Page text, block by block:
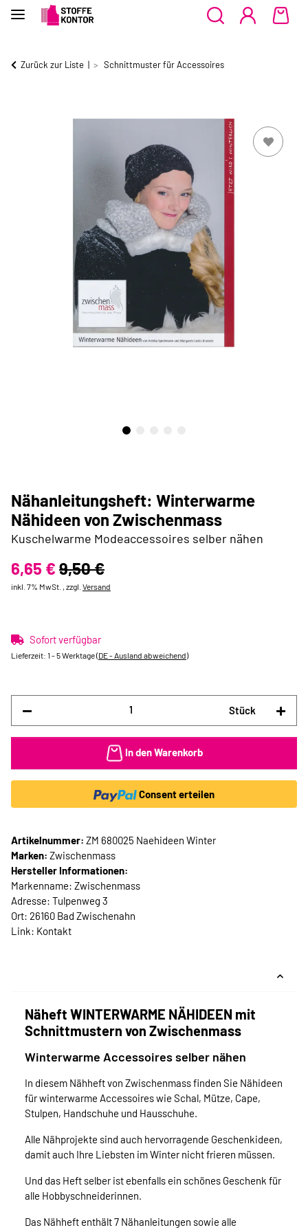
Zurück zur Liste Schnittmuster für Accessoires
Nähanleitungsheft: Winterwarme
Nähideen von Zwischenmass
Kuschelwarme Modeaccessoires selber nähen
6,65 € 9,50 €
inkl. 7% MwSt. , zzgl. Versand
Sofort verfügbar
Lieferzeit: 1 - 5 Werktage(DE - Ausland abweichend)
Stück
In den Warenkorb
Consent erteilen
Artikelnummer: ZM 680025 Naehideen Winter
Marken: Zwischenmass
Hersteller Informationen:
Markenname: Zwischenmass
Adresse: Tulpenweg 3
Ort: 26160 Bad Zwischenahn
Link: Kontakt
Näheft WINTERWARME NÄHIDEEN mit
Schnittmustern von Zwischenmass
Winterwarme Accessoires selber nähen
In diesem Nähheft von Zwischenmass finden Sie Nähideen
für winterwarme Accessoires wie Schal, Mütze, Cape,
Stulpen, Handschuhe und Hausschuhe.
Alle Nähprojekte sind auch hervorragende Geschenkideen,
damit auch Ihre Liebsten im Winter nicht frieren müssen.
Und das Heft selber ist ebenfalls ein schönes Geschenk für
alle Hobbyschneiderinnen.
Das Nähheft enthält 7 Nähanleitungen sowie alle